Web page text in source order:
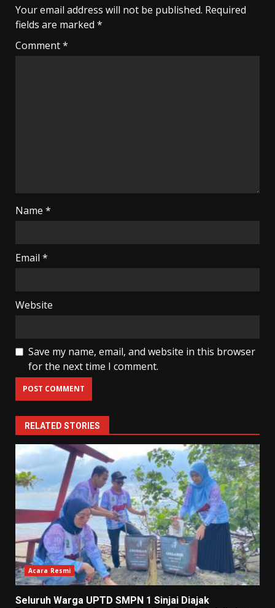
Your email address will not be published. Required
fields are marked *
Comment*
Name *
Email *
Website
Save my name, email, and website in this browser
for the next time I comment.
RELATED STORIES
Acara Resmi
Seluruh Warga UPTD SMPN 1 Sinjai Diajak